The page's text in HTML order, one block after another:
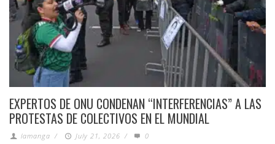
EXPERTOS DE ONU CONDENAN “INTERFERENCIAS” A LAS
PROTESTAS DE COLECTIVOS EN EL MUNDIAL
lamanga / July 21, 2026 / 0